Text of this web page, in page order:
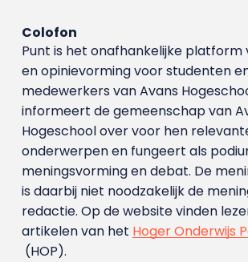
Colofon
Punt is het onafhankelijke platform
en opinievorming voor studenten
medewerkers van Avans
informeert de gemeenschap van
Hogeschool over voor hen
onderwerpen en fungeert als
meningsvorming en debat. De
is daarbij niet noodzakelijk de
redactie. Op de website vinden
artikelen van het Hoger Onderwijs
(HOP).